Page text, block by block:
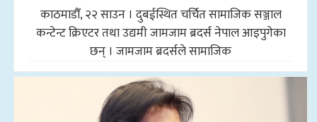
काठमाडौँ, २२ साउन । दुबईस्थित चर्चित सामाजिक सञ्जाल
कन्टेन्ट क्रिएटर तथा उद्यमी जामजाम ब्रदर्स नेपाल आइपुगेका
छन् । जामजाम ब्रदर्सले सामाजिक